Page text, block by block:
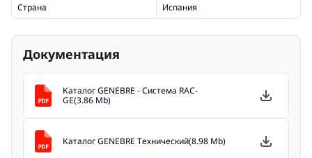
Страна
Испания
Документация
Каталог GENEBRE - Система RAC-
GE(3.86 Mb)
Каталог GENEBRE Технический(8.98 Mb)